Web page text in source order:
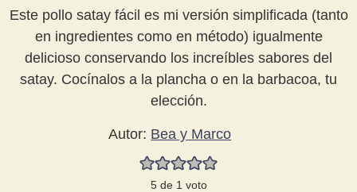
Este pollo satay fácil es mi versión simplificada (tanto
en ingredientes como en método) igualmente
delicioso conservando los increíbles sabores del
satay. Cocínalos a la plancha o en la barbacoa, tu
elección.
Autor: Bea y Marco
5de 1 voto